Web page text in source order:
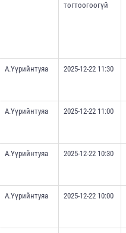
тогтоогоогүй
А.Үүрийнтуяа 2025-12-22 11:30
А.Үүрийнтуяа 2025-12-22 11:00
А.Үүрийнтуяа 2025-12-22 10:30
А.Үүрийнтуяа 2025-12-22 10:00